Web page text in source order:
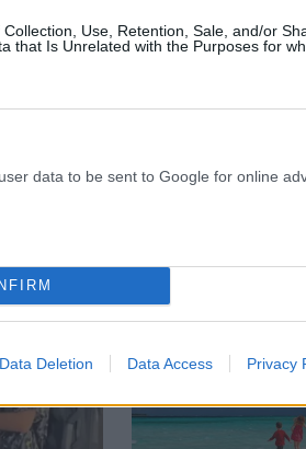
Use, Retention, Sale, and/or
that Is Unrelated with the Purposes for
data to be sent to Google for online
Data Deletion Data Access Privacy